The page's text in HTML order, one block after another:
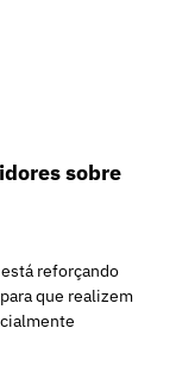
sobre
reforçando
que realizem